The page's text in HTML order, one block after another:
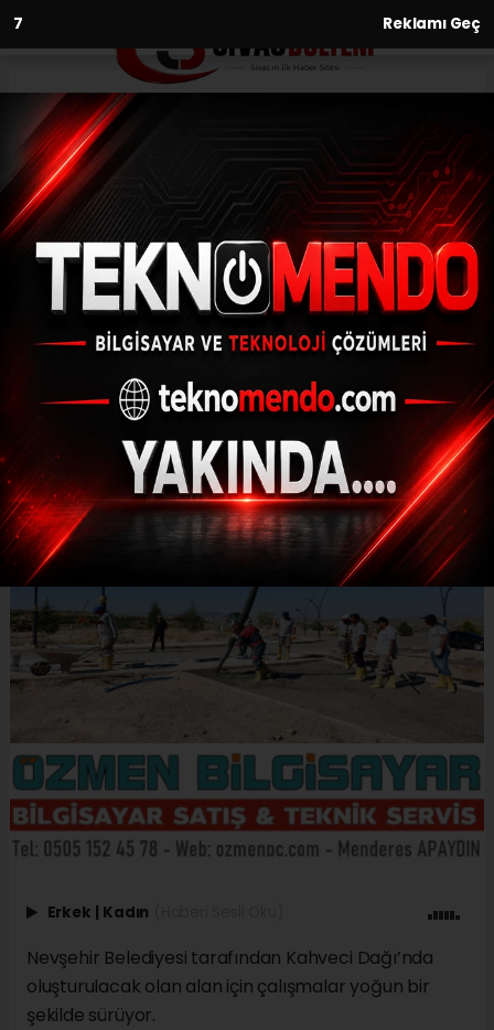
6 Reklamı Geç
Anasayfa Gündem
Kahveci Dağı’nda çalışmalar
GÜNDEM
(İHA) - İhlas Haber Ajansı | 31.07.2024 - 14:02, Güncelleme: 31.07.2024
- 13:51
Kahveci Dağı’nda çalışmalar başladı
Erkek | Kadın
Nevşehir Belediyesi tarafından Kahveci Dağı’nda
oluşturulacak olan alan için çalışmalar yoğun bir
şekilde sürüyor.